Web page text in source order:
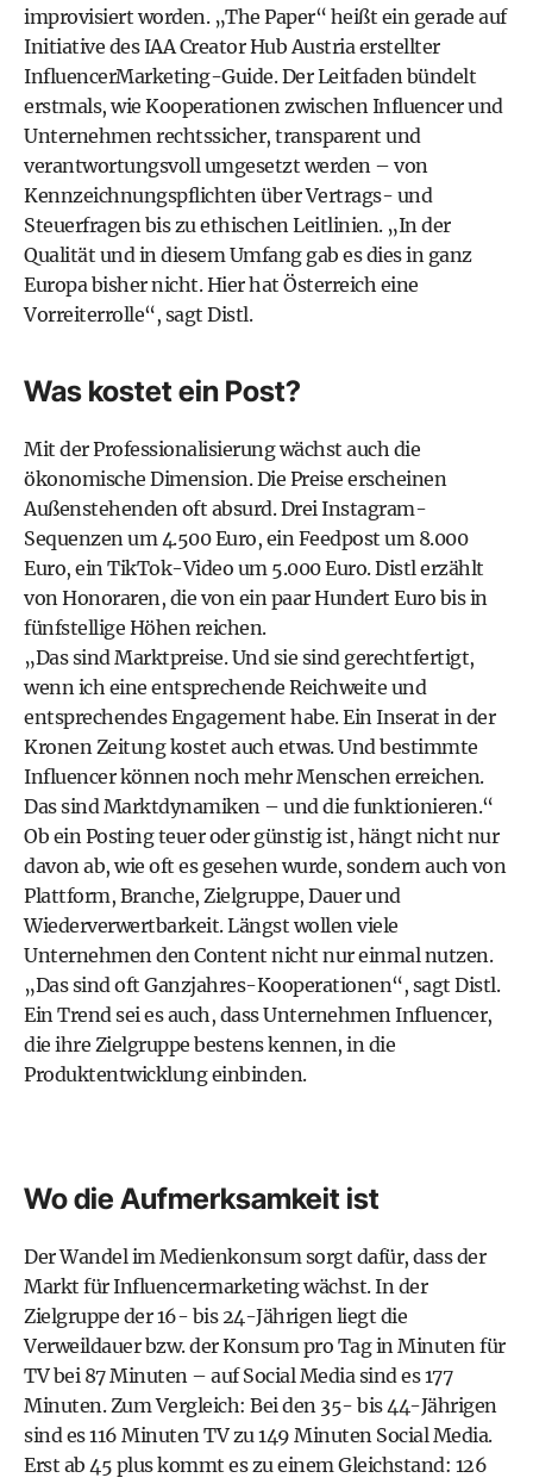
improvisiert worden. „The Paper“ heißt ein gerade auf
Initiative des IAA Creator Hub Austria erstellter
InfluencerMarketing-­Guide. Der Leitfaden bündelt
erstmals, wie Kooperationen zwischen Influencer und
Unternehmen rechtssicher, transparent und
verantwortungsvoll umgesetzt werden – von
Kennzeichnungspflichten über Vertrags- und
Steuerfragen bis zu ethischen Leitlinien. „In der
Qualität und in diesem Umfang gab es dies in ganz
Europa bisher nicht. Hier hat Österreich eine
Vorreiterrolle“, sagt Distl.
Was kostet ein Post?
Mit der Professionalisierung wächst auch die
ökonomische Dimension. Die Preise erscheinen
Außenstehenden oft absurd. Drei Instagram-
Sequenzen um 4.500 Euro, ein Feedpost um 8.000
Euro, ein TikTok-Video um 5.000 Euro. Distl erzählt
von Honoraren, die von ein paar Hundert Euro bis in
fünfstellige Höhen reichen.
„Das sind Marktpreise. Und sie sind gerechtfertigt,
wenn ich eine entsprechende Reichweite und
entsprechendes Engagement habe. Ein Inserat in der
Kronen Zeitung kostet auch etwas. Und bestimmte
Influencer können noch mehr Menschen erreichen.
Das sind Marktdynamiken – und die funktionieren.“
Ob ein Posting teuer oder günstig ist, hängt nicht nur
davon ab, wie oft es gesehen wurde, sondern auch von
Plattform, Branche, Zielgruppe, Dauer und
Wiederverwertbarkeit. Längst wollen viele
Unternehmen den Content nicht nur einmal nutzen.
„Das sind oft Ganzjahres-Kooperationen“, sagt Distl.
Ein Trend sei es auch, dass Unternehmen Influencer,
die ihre Zielgruppe bestens kennen, in die
Produktentwicklung einbinden.
Wo die Aufmerksamkeit ist
Der Wandel im Medienkonsum sorgt dafür, dass der
Markt für Influencermarketing wächst. In der
Zielgruppe der 16- bis 24-Jährigen liegt die
Verweildauer bzw. der Konsum pro Tag in Minuten für
TV bei 87 Minuten – auf Social Media sind es 177
Minuten. Zum Vergleich: Bei den 35- bis 44-Jährigen
sind es 116 Minuten TV zu 149 Minuten Social Media.
Erst ab 45 plus kommt es zu einem Gleichstand: 126